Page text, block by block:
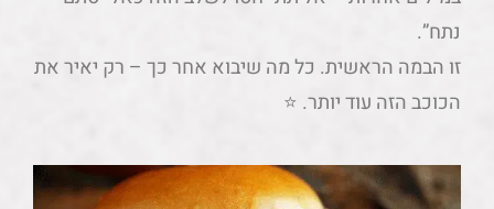
נתח”.
זו הבמה הראשית. כל מה שיבוא אחר כך – רק יאיר את
הכוכב הזה עוד יותר. ⭐